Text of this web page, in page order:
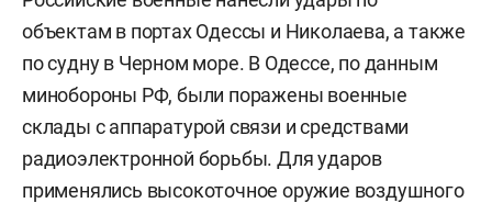
объектам в портах Одессы и Николаева, а также
по судну в Черном море. В Одессе, по данным
минобороны РФ, были поражены военные
склады с аппаратурой связи и средствами
радиоэлектронной борьбы. Для ударов
применялись высокоточное оружие воздушного